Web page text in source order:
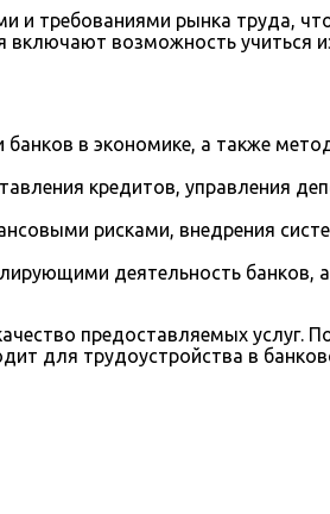
требованиями рынка труда, что
включают возможность учиться
в экономике, а также
кредитов, управления
рисками, внедрения
деятельность банков,
предоставляемых услуг.
для трудоустройства в